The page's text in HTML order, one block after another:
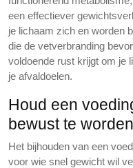
een effectiever
je lichaam zich en worden
die de vetverbranding
voldoende rust krijgt om je
je afvaldoelen.
Houd een
bewust te
Het bijhouden van een
voor wie snel gewicht wil